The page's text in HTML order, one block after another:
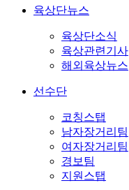
육상단뉴스
육상단소식
육상관련기사
해외육상뉴스
선수단
코칭스탭
남자장거리팀
여자장거리팀
경보팀
지원스탭